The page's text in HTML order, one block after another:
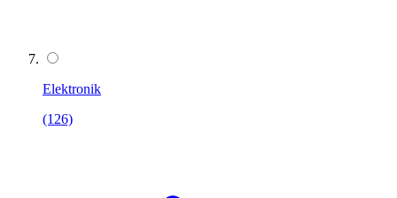
Elektronik
(126)